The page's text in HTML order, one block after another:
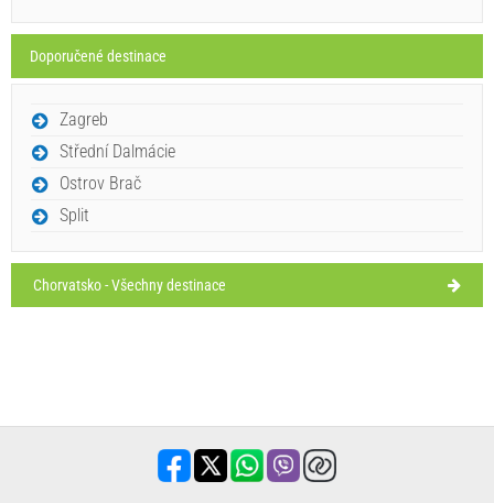
10.08.26
úterý, 32°C
středa, 33°C
Ivan Nane (Holiday-Link.Com)
Doporučené destinace
Zagreb
Střední Dalmácie
Ostrov Brač
Split
Chorvatsko - Všechny destinace